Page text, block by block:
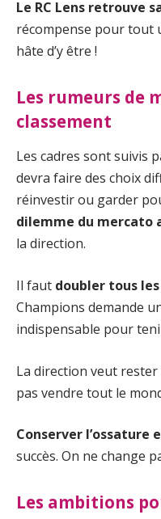
Le RC Lens retrouve
récompense pour tout
hâte d’y être !
Les rumeurs de
classement
Les cadres sont suivis
devra faire des choix
réinvestir ou garder
dilemme du mercato
la direction.
Il faut doubler tous
Champions demande
indispensable pour
La direction veut rester
pas vendre tout le
Conserver l’ossature
succès. On ne change
Les ambitions